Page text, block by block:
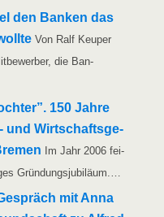
den Ban­ken das
Von Ralf Keu­per
die Ban­
150 Jah­re
und Wirt­schafts­ge­
Im Jahr 2006 fei­
Gründungsjubiläum.…
mit Anna